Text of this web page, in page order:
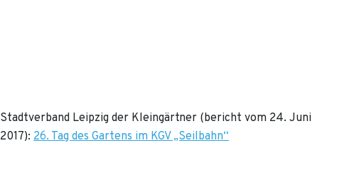
Stadtverband Leipzig der Kleingärtner (bericht vom 24. Juni
2017): 26. Tag des Gartens im KGV „Seilbahn“